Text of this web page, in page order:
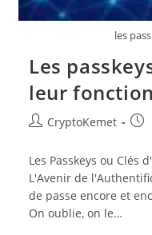
les
Les
leur
Auteur/autrice
la
publication :
CryptoKemet
Les Passkeys ou Clés
L'Avenir de
de passe encore et
On oublie, on le…